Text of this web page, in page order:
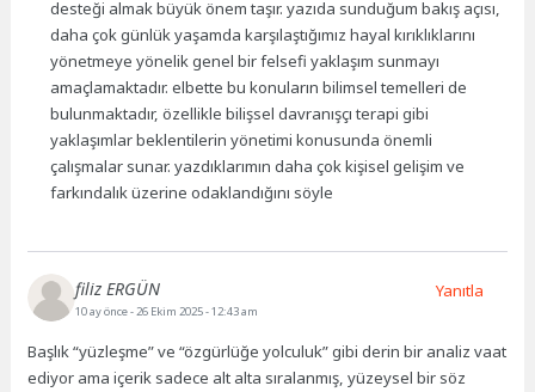
desteği almak büyük önem taşır. yazıda sunduğum bakış açısı,
daha çok günlük yaşamda karşılaştığımız hayal kırıklıklarını
yönetmeye yönelik genel bir felsefi yaklaşım sunmayı
amaçlamaktadır. elbette bu konuların bilimsel temelleri de
bulunmaktadır, özellikle bilişsel davranışçı terapi gibi
yaklaşımlar beklentilerin yönetimi konusunda önemli
çalışmalar sunar. yazdıklarımın daha çok kişisel gelişim ve
farkındalık üzerine odaklandığını söyle
filiz ERGÜN
10 ay önce- 26 Ekim 2025 - 12:43 am
Başlık “yüzleşme” ve “özgürlüğe yolculuk” gibi derin bir analiz vaat
ediyor ama içerik sadece alt alta sıralanmış, yüzeysel bir söz
Yanıtla